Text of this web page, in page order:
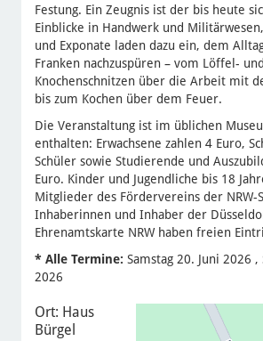
Festung. Ein Zeugnis ist der bis heute
Einblicke in Handwerk und
und Exponate laden dazu ein, dem
Franken nachzuspüren – vom Löffel- und
Knochenschnitzen über die Arbeit mit
bis zum Kochen über dem Feuer.
Die Veranstaltung ist im üblichen
enthalten: Erwachsene zahlen 4 Euro,
Schüler sowie Studierende und
Euro. Kinder und Jugendliche bis 18
Mitglieder des Fördervereins der NRW-
Inhaberinnen und Inhaber der
Ehrenamtskarte NRW haben freien
* Alle Termine: Samstag 20. Juni 2026 ,
2026
Ort: Haus
Bürgel